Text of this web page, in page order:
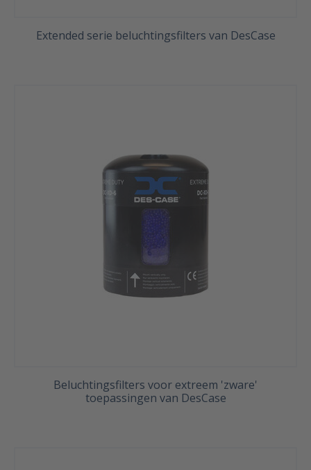
Extended serie beluchtingsfilters van DesCase
Beluchtingsfilters voor extreem 'zware'
toepassingen van DesCase